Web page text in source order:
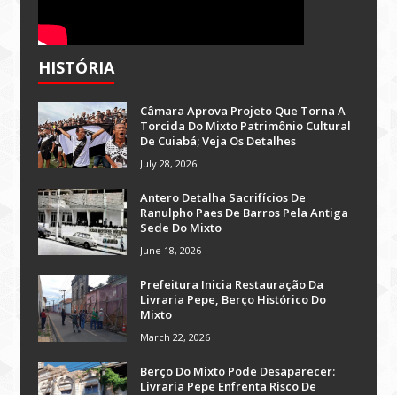
HISTÓRIA
Câmara Aprova Projeto Que Torna A
Torcida Do Mixto Patrimônio Cultural
De Cuiabá; Veja Os Detalhes
July 28, 2026
Antero Detalha Sacrifícios De
Ranulpho Paes De Barros Pela Antiga
Sede Do Mixto
June 18, 2026
Prefeitura Inicia Restauração Da
Livraria Pepe, Berço Histórico Do
Mixto
March 22, 2026
Berço Do Mixto Pode Desaparecer:
Livraria Pepe Enfrenta Risco De